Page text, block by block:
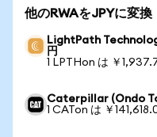
他のRWAをJPYに変換
LightPath
円
1 LPTHon は ￥
Caterpillar (Ondo
1 CATon は ￥